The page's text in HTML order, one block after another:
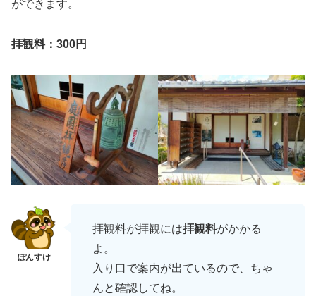
ができます。
拝観料：300円
拝観料が拝観には拝観料がかかる
よ。
入り口で案内が出ているので、ちゃ
んと確認してね。